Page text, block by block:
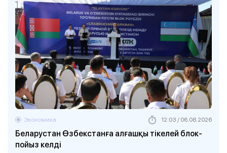
Беларустан Өзбекстанға алғашқы тікелей блок-
пойыз келді
Экономика 12:03 / 06.08.2026